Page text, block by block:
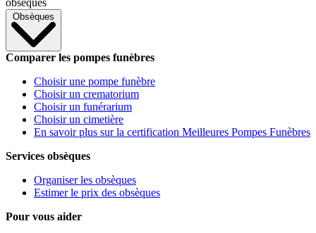
obsèques
Obsèques
Comparer les pompes funèbres
Choisir une pompe funèbre
Choisir un crematorium
Choisir un funérarium
Choisir un cimetière
En savoir plus sur la certification Meilleures Pompes Funèbres
Services obsèques
Organiser les obsèques
Estimer le prix des obsèques
Pour vous aider